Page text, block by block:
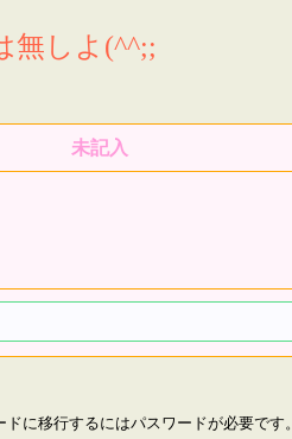
無しよ(^^;;
未記入
に移行するにはパスワードが必要です。